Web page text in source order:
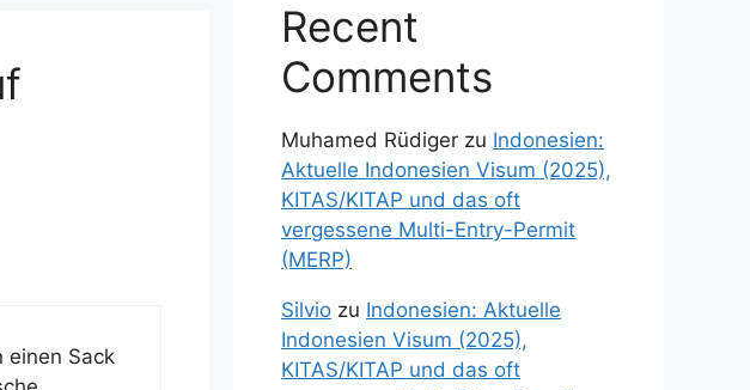
einen Sack
Recent
Comments
Muhamed Rüdiger zu Indonesien:
Aktuelle Indonesien Visum (2025),
KITAS/KITAP und das oft
vergessene Multi-Entry-Permit
(MERP)
Silvio zu Indonesien: Aktuelle
Indonesien Visum (2025),
KITAS/KITAP und das oft